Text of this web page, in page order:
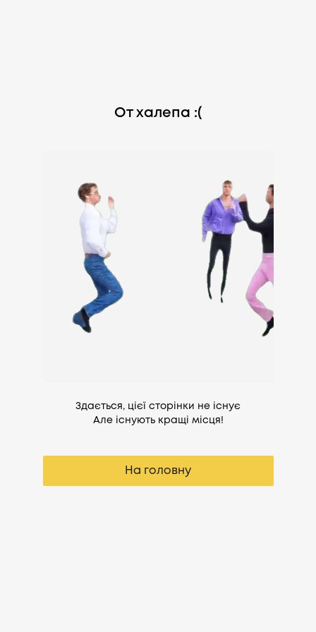
От халепа :(
Здається, цієї сторінки не існує
Але існують кращі місця!
На головну